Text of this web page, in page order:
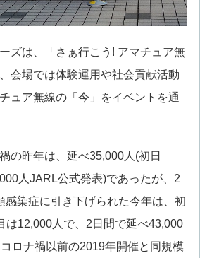
ズは、「さぁ行こう! アマチュア無
会場では体験運用や社会貢献活動
ュア無線の「今」をイベントを通
の昨年は、延べ35,000人(初日
人JARL公式発表)であったが、2
感染症に引き下げられた今年は、初
は12,000人で、2日間で延べ43,000
ロナ禍以前の2019年開催と同規模